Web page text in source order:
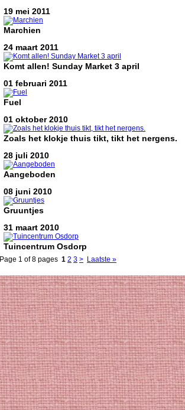
19 mei 2011
Marchien
24 maart 2011
Komt allen! Sunday Market 3 april
01 februari 2011
Fuel
01 oktober 2010
Zoals het klokje thuis tikt, tikt het nergens.
28 juli 2010
Aangeboden
08 juni 2010
Gruuntjes
31 maart 2010
Tuincentrum Osdorp
Page 1 of 8 pages 1 2 3 > Laatste »